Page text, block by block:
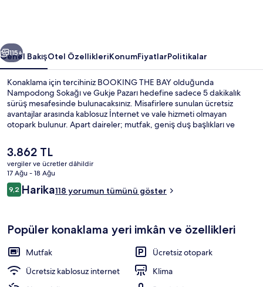
Sonraki
115+
Genel BakışOtel ÖzellikleriKonumFiyatlarPolitikalar
Konaklama için tercihiniz BOOKING THE BAY olduğunda
Nampodong Sokağı ve Gukje Pazarı hedefine sadece 5 dakikalık
sürüş mesafesinde bulunacaksınız. Misafirlere sunulan ücretsiz
avantajlar arasında kablosuz İnternet ve vale hizmeti olmayan
otopark bulunur. Apart daireler; mutfak, geniş duş başlıkları ve
Metro İstasyonu 10 dakikalık yürüme mesafesinde bulunur.
Şu
anki
fiyat
3.862 TL
3.862 TL
vergiler ve ücretler dâhildir
17 Ağu - 18 Ağu
Yorumlar
9,29,2/10
Harika118 yorumun tümünü göster
Popüler konaklama yeri imkân ve özellikleri
Mutfak
Ücretsiz otopark
Ücretsiz kablosuz internet
Klima